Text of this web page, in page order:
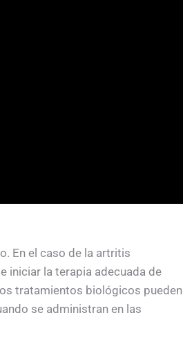
En el caso de la artritis
iniciar la terapia adecuada de
tratamientos biológicos pueden
se administran en las